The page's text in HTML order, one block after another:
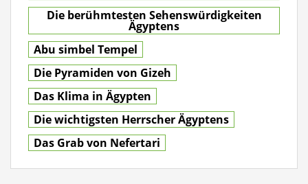
Die berühmtesten Sehenswürdigkeiten
Ägyptens
Abu simbel Tempel
Die Pyramiden von Gizeh
Das Klima in Ägypten
Die wichtigsten Herrscher Ägyptens
Das Grab von Nefertari